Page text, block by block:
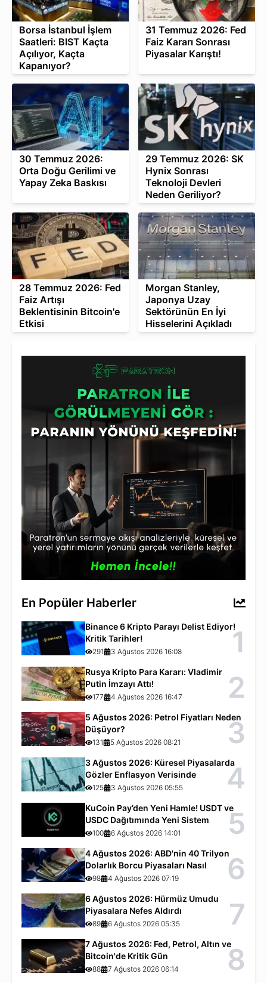
Borsa İstanbul İşlem
Saatleri: BIST Kaçta
Açılıyor, Kaçta
Kapanıyor?
31 Temmuz 2026: Fed
Faiz Kararı Sonrası
Piyasalar Karıştı!
30 Temmuz 2026:
Orta Doğu Gerilimi ve
Yapay Zeka Baskısı
29 Temmuz 2026: SK
Hynix Sonrası
Teknoloji Devleri
Neden Geriliyor?
28 Temmuz 2026: Fed
Faiz Artışı
Beklentisinin Bitcoin'e
Etkisi
Morgan Stanley,
Japonya Uzay
Sektörünün En İyi
Hisselerini Açıkladı
En Popüler Haberler
Binance 6 Kripto Parayı Delist Ediyor!
Kritik Tarihler!
291 3 Ağustos 2026 16:08 1
Rusya Kripto Para Kararı: Vladimir
Putin İmzayı Attı!
177 4 Ağustos 2026 16:47 2
5 Ağustos 2026: Petrol Fiyatları Neden
Düşüyor?
131 5 Ağustos 2026 08:21 3
3 Ağustos 2026: Küresel Piyasalarda
Gözler Enflasyon Verisinde
125 3 Ağustos 2026 05:55 4
KuCoin Pay’den Yeni Hamle! USDT ve
USDC Dağıtımında Yeni Sistem
100 6 Ağustos 2026 14:01 5
4 Ağustos 2026: ABD'nin 40 Trilyon
Dolarlık Borcu Piyasaları Nasıl
Etkiliyor?
98 4 Ağustos 2026 07:19 6
6 Ağustos 2026: Hürmüz Umudu
Piyasalara Nefes Aldırdı
89 6 Ağustos 2026 05:35 7
7 Ağustos 2026: Fed, Petrol, Altın ve
Bitcoin'de Kritik Gün
88 7 Ağustos 2026 06:14 8